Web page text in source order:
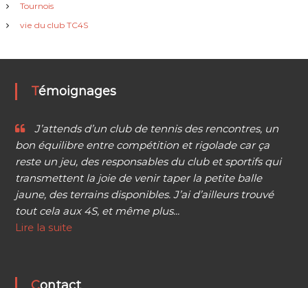
Tournois
vie du club TC4S
Témoignages
J’attends d’un club de tennis des rencontres, un
bon équilibre entre compétition et rigolade car ça
reste un jeu, des responsables du club et sportifs qui
transmettent la joie de venir taper la petite balle
jaune, des terrains disponibles. J’ai d’ailleurs trouvé
tout cela aux 4S, et même plus...
Lire la suite